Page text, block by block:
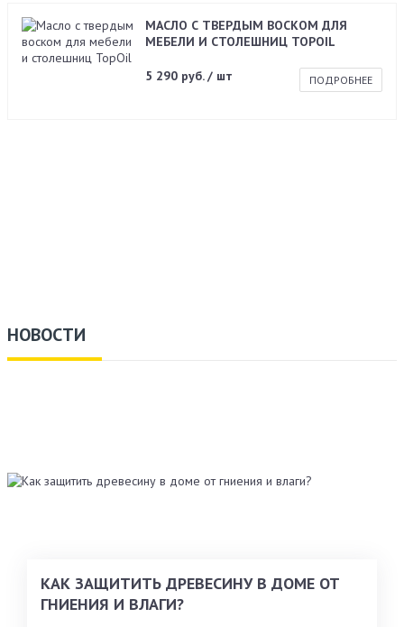
МАСЛО С ТВЕРДЫМ ВОСКОМ ДЛЯ
МЕБЕЛИ И СТОЛЕШНИЦ TOPOIL
5 290 руб. / шт ПОДРОБНЕЕ
НОВОСТИ
КАК ЗАЩИТИТЬ ДРЕВЕСИНУ В ДОМЕ ОТ
ГНИЕНИЯ И ВЛАГИ?